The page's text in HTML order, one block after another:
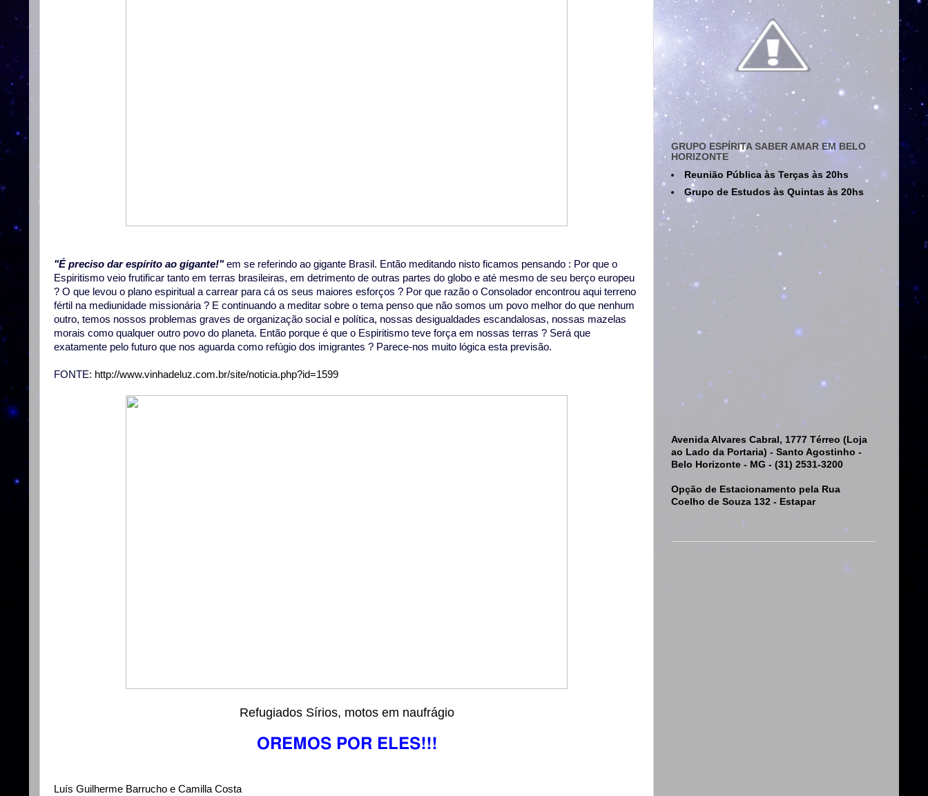
"É preciso dar espírito ao gigante!" em se referindo ao gigante Brasil. Então meditando nisto ficamos pensando : Por que o
Espiritismo veio frutificar tanto em terras brasileiras, em detrimento de outras partes do globo e até mesmo de seu berço europeu
? O que levou o plano espiritual a carrear para cá os seus maiores esforços ? Por que razão o Consolador encontrou aqui terreno
fértil na mediunidade missionária ? E continuando a meditar sobre o tema penso que não somos um povo melhor do que nenhum
outro, temos nossos problemas graves de organização social e política, nossas desigualdades escandalosas, nossas mazelas
morais como qualquer outro povo do planeta. Então porque é que o Espiritismo teve força em nossas terras ? Será que
exatamente pelo futuro que nos aguarda como refúgio dos imigrantes ? Parece-nos muito lógica esta previsão.
FONTE: http://www.vinhadeluz.com.br/site/noticia.php?id=1599
Refugiados Sírios, motos em naufrágio
OREMOS POR ELES!!!
Luís Guilherme Barrucho e Camilla Costa
GRUPO ESPÍRITA SABER AMAR EM BELO
HORIZONTE
Reunião Pública às Terças às 20hs
Grupo de Estudos às Quintas às 20hs
Avenida Alvares Cabral, 1777 Térreo (Loja
ao Lado da Portaria) - Santo Agostinho -
Belo Horizonte - MG - (31) 2531-3200
Opção de Estacionamento pela Rua
Coelho de Souza 132 - Estapar